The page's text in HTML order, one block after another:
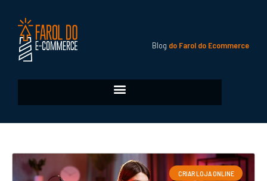
Blog do Farol do Ecommerce
CRIAR LOJA ONLINE